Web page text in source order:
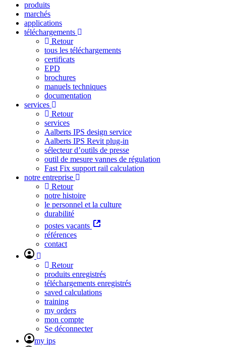
produits
marchés
applications
téléchargements
Retour
tous les téléchargements
certificats
EPD
brochures
manuels techniques
documentation
services
Retour
services
Aalberts IPS design service
Aalberts IPS Revit plug-in
sélecteur d’outils de presse
outil de mesure vannes de régulation
Fast Fix support rail calculation
notre entreprise
Retour
notre histoire
le personnel et la culture
durabilité
postes vacants
références
contact
Retour
produits enregistrés
téléchargements enregistrés
saved calculations
training
my orders
mon compte
Se déconnecter
my ips